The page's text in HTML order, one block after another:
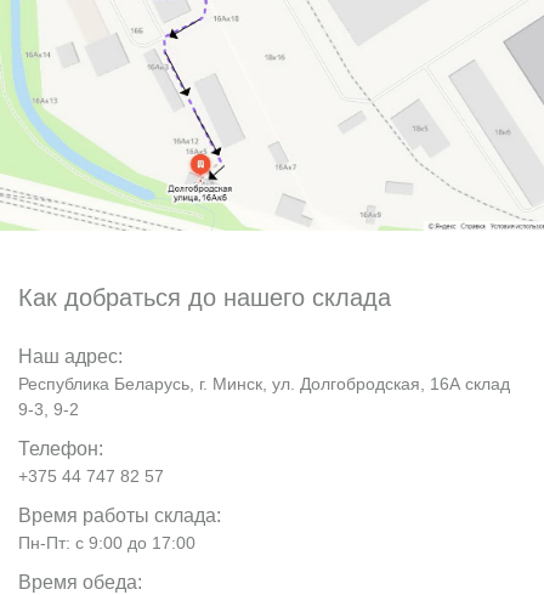
Как добраться до нашего склада
Наш адрес:
Республика Беларусь, г. Минск, ул. Долгобродская, 16А склад
9-3, 9-2
Телефон:
+375 44 747 82 57
Время работы склада:
Пн-Пт: с 9:00 до 17:00
Время обеда: